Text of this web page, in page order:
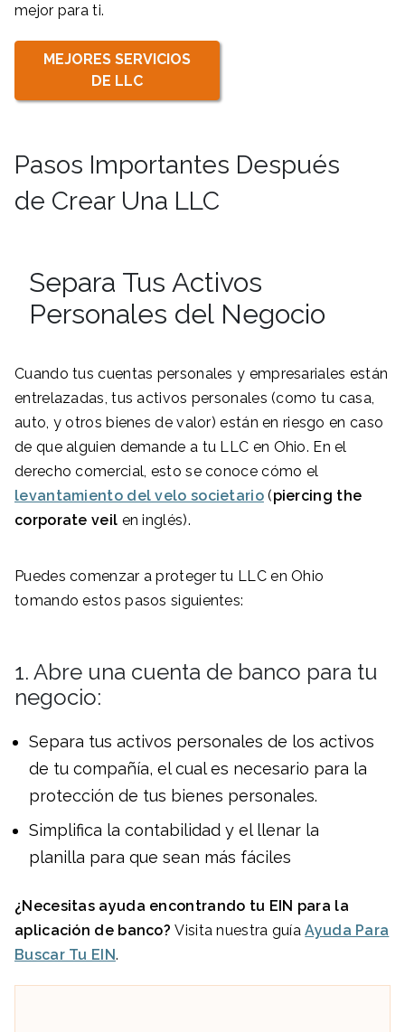
mejor para ti.
MEJORES SERVICIOS
DE LLC
Pasos Importantes Después
de Crear Una LLC
Separa Tus Activos
Personales del Negocio
Cuando tus cuentas personales y empresariales están
entrelazadas, tus activos personales (como tu casa,
auto, y otros bienes de valor) están en riesgo en caso
de que alguien demande a tu LLC en Ohio. En el
derecho comercial, esto se conoce cómo el
levantamiento del velo societario(piercing the
corporate veil en inglés).
Puedes comenzar a proteger tu LLC en Ohio
tomando estos pasos siguientes:
1. Abre una cuenta de banco para tu
negocio:
Separa tus activos personales de los activos
de tu compañía, el cual es necesario para la
protección de tus bienes personales.
Simplifica la contabilidad y el llenar la
planilla para que sean más fáciles
¿Necesitas ayuda encontrando tu EIN para la
aplicación de banco?Visita nuestra guíaAyuda Para
Buscar Tu EIN.